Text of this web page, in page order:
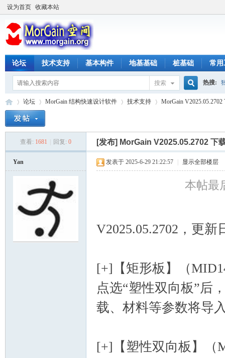
设为首页 收藏本站
论坛 技术支持 基本构件 地基基础 桩基础 常用
搜索
搜
索
热搜:
论坛
›
MorGain 结构快速设计软件
›
技术支持 MorGain
查看: 1681 回复: 0 [发布] MorGain V2025.05.2702 下
Yan 发表于 2025-6-29 21:22:57 显示全部楼层
本帖最
V2025.05.2702，更新
[+]【矩形板】（
点选“塑性双向板”后
载、材料等参数将导
[+]【塑性双向板】（